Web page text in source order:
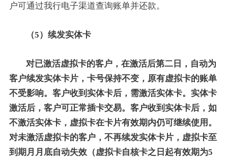
户可通过我行电子渠道查询账单并还款。
（5）续发实体卡
对已激活虚拟卡的客户，在激活后第二日，自动为
客户续发实体卡片，卡号保持不变，原有虚拟卡的账单
不受影响。客户收到实体卡后，需激活实体卡。实体卡
激活后，客户可正常插卡交易。客户收到实体卡后，如
不激活实体卡，虚拟卡在卡片有效期内仍可继续使用。
对未激活虚拟卡的客户，不再续发实体卡片，虚拟卡至
到期月月底自动失效（虚拟卡自核卡之日起有效期为5